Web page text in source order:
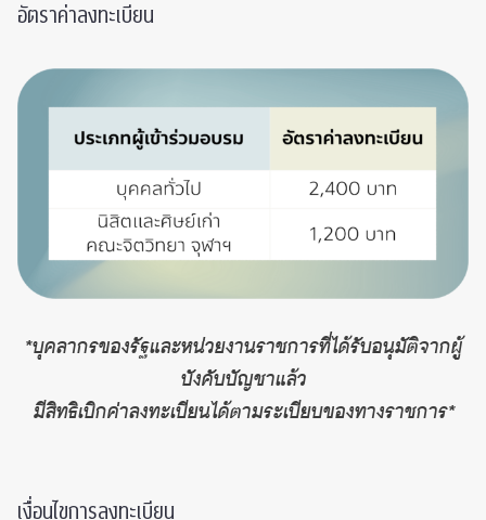
อัตราค่าลงทะเบียน
*บุคลากรของรัฐและหน่วยงานราชการที่ได้รับอนุมัติจากผู้
บังคับบัญชาแล้ว
มีสิทธิเบิกค่าลงทะเบียนได้ตามระเบียบของทางราชการ*
เงื่อนไขการลงทะเบียน